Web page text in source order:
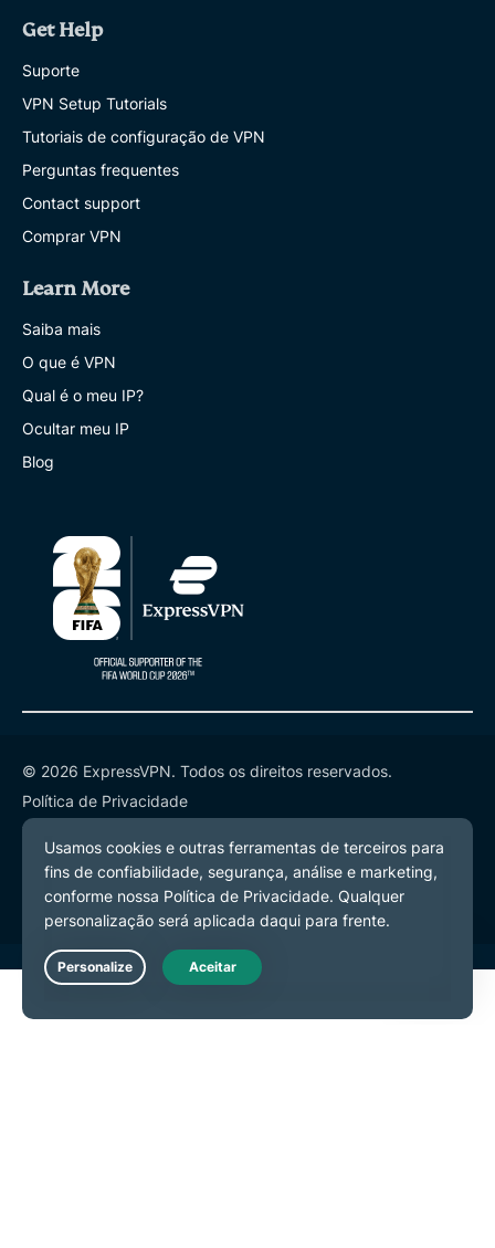
Get Help
Suporte
VPN Setup Tutorials
Tutoriais de configuração de VPN
Perguntas frequentes
Contact support
Comprar VPN
Learn More
Saiba mais
O que é VPN
Qual é o meu IP?
Ocultar meu IP
Blog
© 2026 ExpressVPN. Todos os direitos reservados.
Política de Privacidade
Termos de Serviço
Preferências de Cookies